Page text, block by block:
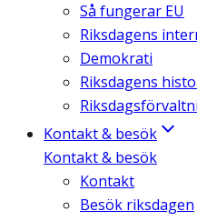
Så fungerar EU
Riksdagens
Demokrati
Riksdagens
Kontakt & besök
Kontakt & besök
Kontakt
Besök riksdagen